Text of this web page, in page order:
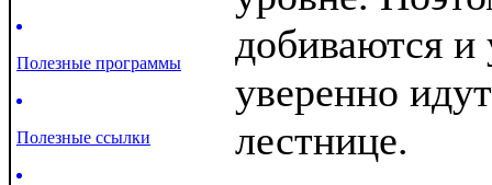
Полезные программы
Полезные ссылки
добиваются и
уверенно
лестнице.